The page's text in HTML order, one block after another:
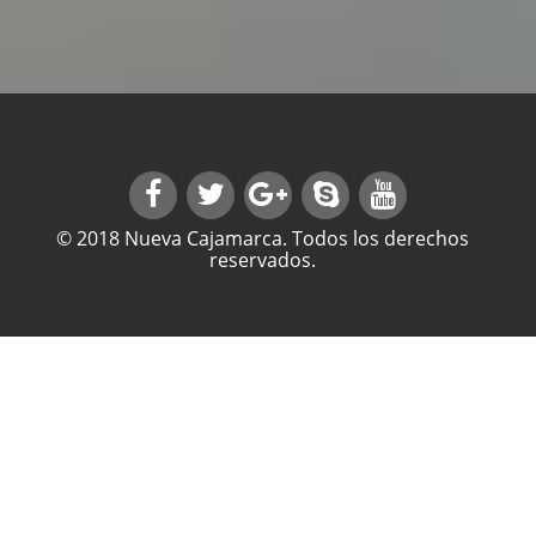
© 2018 Nueva Cajamarca. Todos los derechos
reservados.